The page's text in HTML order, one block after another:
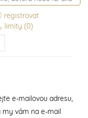
registrovat
limity (0)
e-mailovou adresu,
vám na e-mail